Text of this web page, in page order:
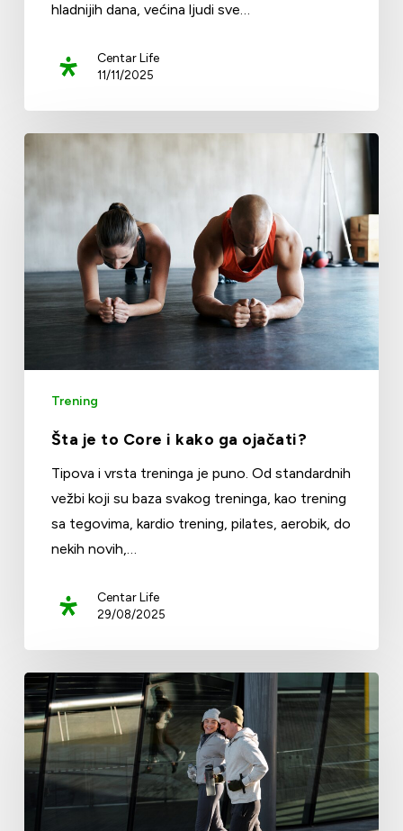
hladnijih dana, većina ljudi sve…
Centar Life
11/11/2025
Trening
Šta je to Core i kako ga ojačati?
Tipova i vrsta treninga je puno. Od standardnih
vežbi koji su baza svakog treninga, kao trening
sa tegovima, kardio trening, pilates, aerobik, do
nekih novih,…
Centar Life
29/08/2025